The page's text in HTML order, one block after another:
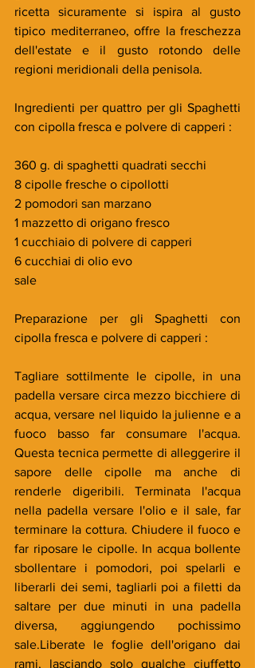
ricetta sicuramente si ispira al gusto
tipico mediterraneo, offre la freschezza
dell'estate e il gusto rotondo delle
regioni meridionali della penisola.
Ingredienti per quattro per gli Spaghetti
con cipolla fresca e polvere di capperi :
360 g. di spaghetti quadrati secchi
8 cipolle fresche o cipollotti
2 pomodori san marzano
1 mazzetto di origano fresco
1 cucchiaio di polvere di capperi
6 cucchiai di olio evo
sale
Preparazione per gli Spaghetti con
cipolla fresca e polvere di capperi :
Tagliare sottilmente le cipolle, in una
padella versare circa mezzo bicchiere di
acqua, versare nel liquido la julienne e a
fuoco basso far consumare l'acqua.
Questa tecnica permette di alleggerire il
sapore delle cipolle ma anche di
renderle digeribili. Terminata l'acqua
nella padella versare l'olio e il sale, far
terminare la cottura. Chiudere il fuoco e
far riposare le cipolle. In acqua bollente
sbollentare i pomodori, poi spelarli e
liberarli dei semi, tagliarli poi a filetti da
saltare per due minuti in una padella
diversa, aggiungendo pochissimo
sale.Liberate le foglie dell'origano dai
rami, lasciando solo qualche ciuffetto